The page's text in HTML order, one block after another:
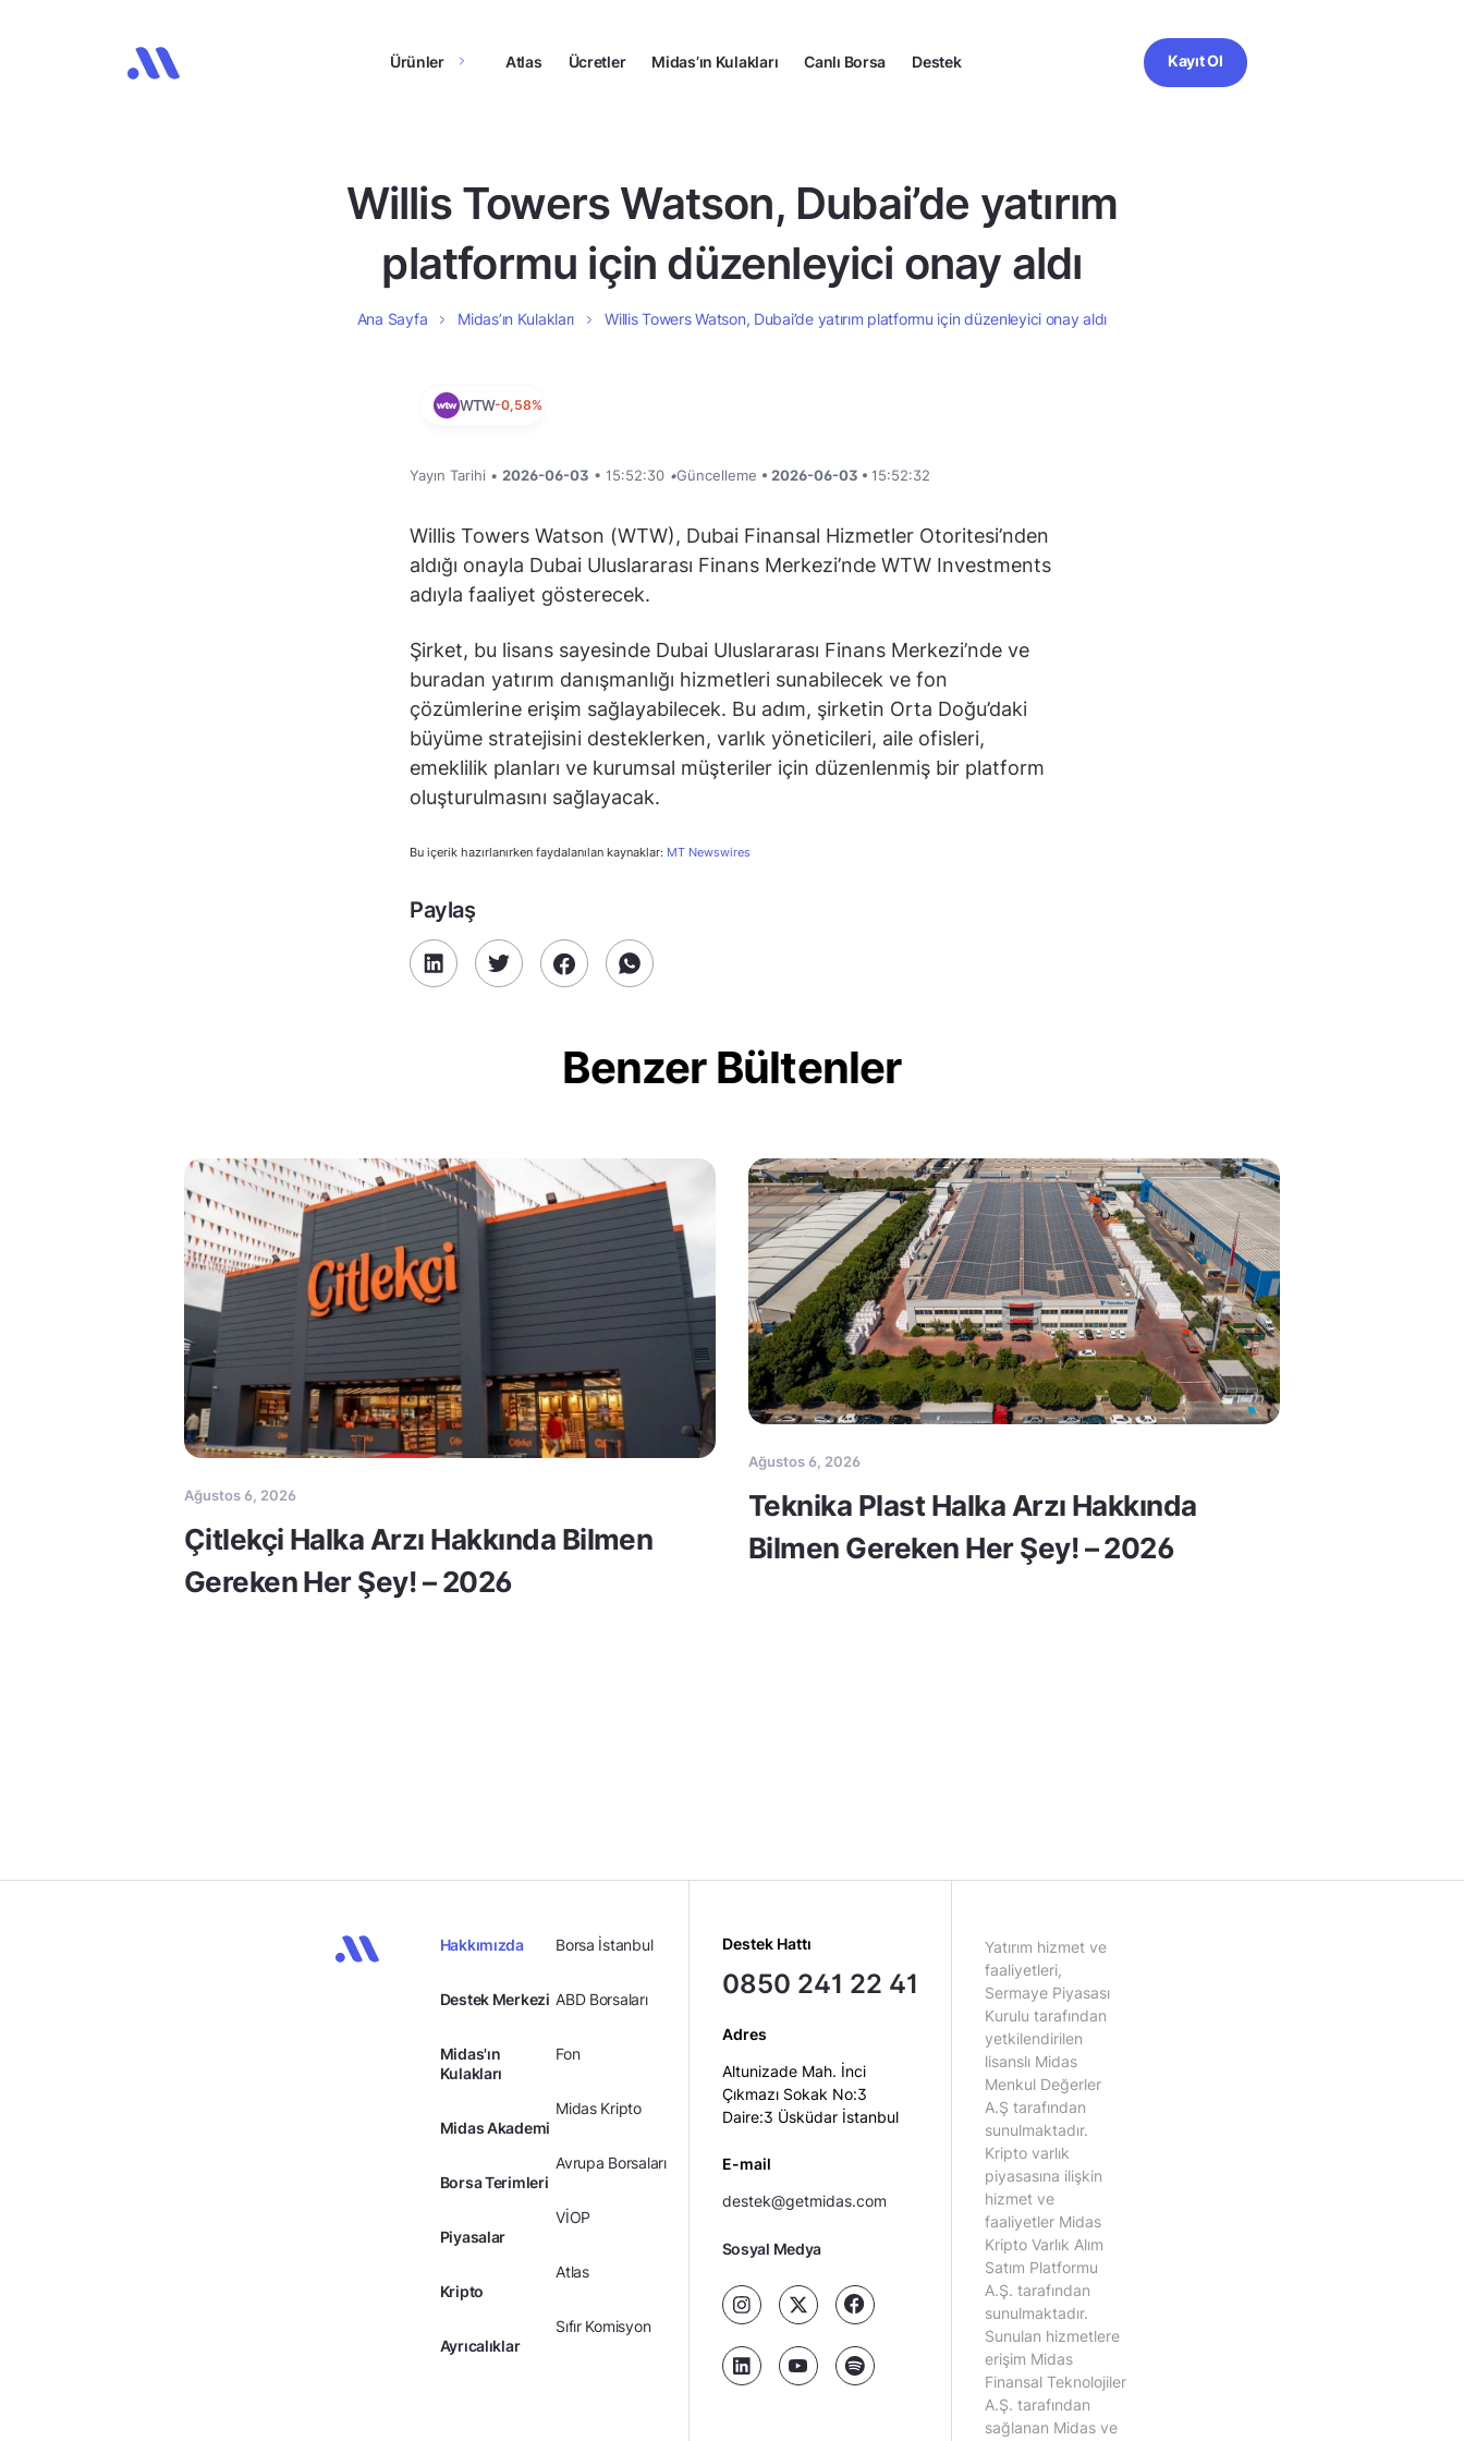
Ürünler Atlas Ücretler Midas’ın Kulakları Canlı Borsa Destek Kayıt Ol
Willis Towers Watson, Dubai’de yatırım
platformu için düzenleyici onay aldı
Ana Sayfa Midas’ın Kulakları Willis Towers Watson, Dubai’de yatırım platformu için düzenleyici onay aldı
WTW-0,58%
Yayın Tarihi • 2026-06-03 • 15:52:30 •Güncelleme • 2026-06-03 • 15:52:32
Willis Towers Watson (WTW), Dubai Finansal Hizmetler Otoritesi’nden
aldığı onayla Dubai Uluslararası Finans Merkezi’nde WTW Investments
adıyla faaliyet gösterecek.
Şirket, bu lisans sayesinde Dubai Uluslararası Finans Merkezi’nde ve
buradan yatırım danışmanlığı hizmetleri sunabilecek ve fon
çözümlerine erişim sağlayabilecek. Bu adım, şirketin Orta Doğu’daki
büyüme stratejisini desteklerken, varlık yöneticileri, aile ofisleri,
emeklilik planları ve kurumsal müşteriler için düzenlenmiş bir platform
oluşturulmasını sağlayacak.
Bu içerik hazırlanırken faydalanılan kaynaklar: MT Newswires
Paylaş
Benzer Bültenler
Ağustos 6, 2026
Çitlekçi Halka Arzı Hakkında Bilmen
Gereken Her Şey! – 2026
Ağustos 6, 2026
Teknika Plast Halka Arzı Hakkında
Bilmen Gereken Her Şey! – 2026
Hakkımızda
Destek Merkezi
Midas'ın
Kulakları
Midas Akademi
Borsa Terimleri
Piyasalar
Kripto
Ayrıcalıklar
Borsa İstanbul
ABD Borsaları
Fon
Midas Kripto
Avrupa Borsaları
VİOP
Atlas
Sıfır Komisyon
Destek Hattı
0850 241 22 41
Adres
Altunizade Mah. İnci
Çıkmazı Sokak No:3
Daire:3 Üsküdar İstanbul
E-mail
destek@getmidas.com
Sosyal Medya
Yatırım hizmet ve
faaliyetleri,
Sermaye Piyasası
Kurulu tarafından
yetkilendirilen
lisanslı Midas
Menkul Değerler
A.Ş tarafından
sunulmaktadır.
Kripto varlık
piyasasına ilişkin
hizmet ve
faaliyetler Midas
Kripto Varlık Alım
Satım Platformu
A.Ş. tarafından
sunulmaktadır.
Sunulan hizmetlere
erişim Midas
Finansal Teknolojiler
A.Ş. tarafından
sağlanan Midas ve